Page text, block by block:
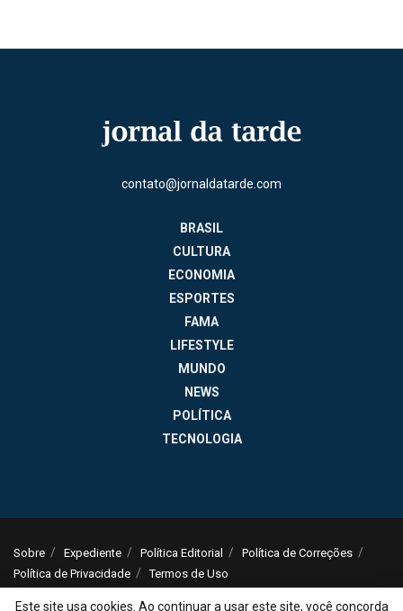
contato@jornaldatarde.com
BRASIL
CULTURA
ECONOMIA
ESPORTES
FAMA
LIFESTYLE
MUNDO
NEWS
POLÍTICA
TECNOLOGIA
Sobre Expediente Política Editorial
Política de Correções
Política de Privacidade
Termos de Uso
© 2025 Jornal da Tarde - Notícias do Brasil e do mundo - ISSN: 1516-294X -
Este site usa cookies. Ao continuar a usar este site, você concorda